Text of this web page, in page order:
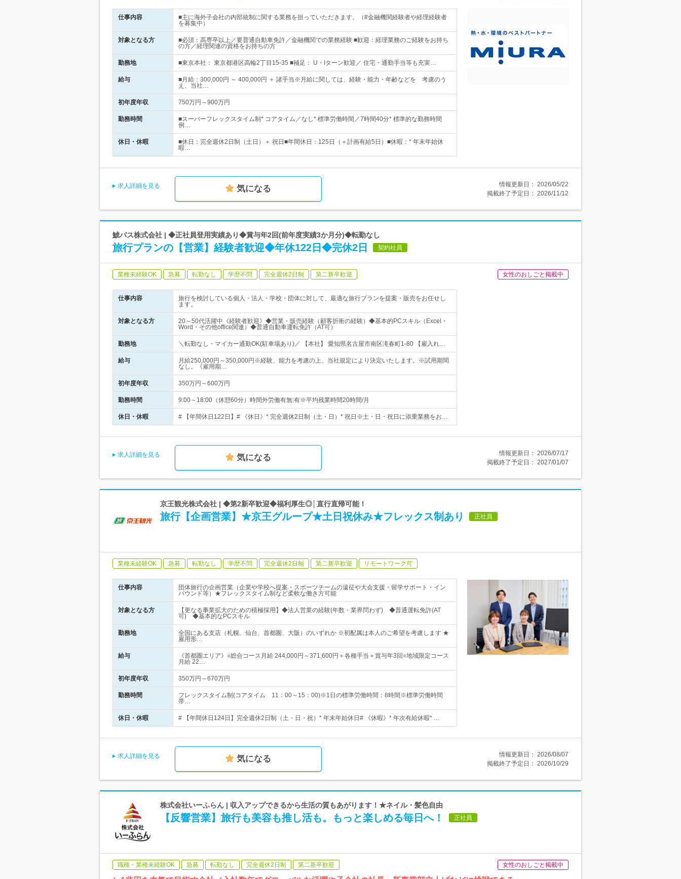
仕事内容
■主に海外子会社の内部統制に関する業務を担っていただきます。（#金融機関経験者や経理経験者
を募集中）
対象となる方
■必須：高専卒以上／要普通自動車免許／金融機関での業務経験 ■歓迎：経理業務のご経験をお持ち
の方／経理関連の資格をお持ちの方
勤務地 ■東京本社： 東京都港区高輪2丁目15-35 ■補足： U・Iターン歓迎／ 住宅・通勤手当等も充実…
給与
■月給：300,000円 ～ 400,000円 ＋ 諸手当※月給に関しては、経験・能力・年齢などを 考慮のう
え、当社…
初年度年収 750万円～900万円
勤務時間
■スーパーフレックスタイム制* コアタイム／なし* 標準労働時間／7時間40分* 標準的な勤務時間
例…
休日・休暇
■休日：完全週休2日制（土日）＋ 祝日■年間休日：125日（＋計画有給5日）■休暇：* 年末年始休
暇…
求人詳細を見る 気になる 情報更新日： 2026/05/22
掲載終了予定日： 2026/11/12
鯱バス株式会社 | ◆正社員登用実績あり◆賞与年2回(前年度実績3か月分)◆転勤なし
旅行プランの【営業】経験者歓迎◆年休122日◆完休2日 契約社員
業種未経験OK 急募 転勤なし 学歴不問 完全週休2日制 第二新卒歓迎 女性のおしごと掲載中
仕事内容
旅行を検討している個人・法人・学校・団体に対して、最適な旅行プランを提案・販売をお任せし
ます。
対象となる方
20～50代活躍中《経験者歓迎》◆営業・販売経験（顧客折衝の経験）◆基本的PCスキル（Excel・
Word・その他office関連）◆普通自動車運転免許（AT可）
勤務地 ＼転勤なし・マイカー通勤OK(駐車場あり)／ 【本社】 愛知県名古屋市南区滝春町1-80 【雇入れ…
給与
月給250,000円～350,000円※経験、能力を考慮の上、当社規定により決定いたします。※試用期間
なし。《雇用期…
初年度年収 350万円～600万円
勤務時間 9:00～18:00（休憩60分）時間外労働有無:有※平均残業時間20時間/月
休日・休暇 # 【年間休日122日】# 《休日》* 完全週休2日制（土・日）* 祝日※土・日・祝日に添乗業務をお…
求人詳細を見る 気になる 情報更新日： 2026/07/17
掲載終了予定日： 2027/01/07
京王観光株式会社 | ◆第2新卒歓迎◆福利厚生◎│直行直帰可能！
旅行【企画営業】★京王グループ★土日祝休み★フレックス制あり 正社員
業種未経験OK 急募 転勤なし 学歴不問 完全週休2日制 第二新卒歓迎 リモートワーク可
仕事内容
団体旅行の企画営業（企業や学校へ提案・スポーツチームの遠征や大会支援・留学サポート・イン
バウンド等）★フレックスタイム制など柔軟な働き方可能
対象となる方
【更なる事業拡大のための積極採用】◆法人営業の経験(年数・業界問わず) ◆普通運転免許(AT
可) ◆基本的なPCスキル
勤務地
全国にある支店（札幌、仙台、首都圏、大阪）のいずれか ※初配属は本人のご希望を考慮します ★
雇用形…
給与
《首都圏エリア》○総合コース月給 244,000円～371,600円＋各種手当＋賞与年3回○地域限定コース
月給 22…
初年度年収 350万円～670万円
勤務時間
フレックスタイム制(コアタイム 11：00～15：00)※1日の標準労働時間：8時間※標準労働時間
帯…
休日・休暇 # 【年間休日124日】完全週休2日制（土・日・祝）* 年末年始休日# 《休暇》* 年次有給休暇* …
求人詳細を見る 気になる 情報更新日： 2026/08/07
掲載終了予定日： 2026/10/29
株式会社いーふらん | 収入アップできるから生活の質もあがります！★ネイル・髪色自由
【反響営業】旅行も美容も推し活も。もっと楽しめる毎日へ！ 正社員
職種・業種未経験OK 急募 転勤なし 完全週休2日制 第二新卒歓迎 女性のおしごと掲載中